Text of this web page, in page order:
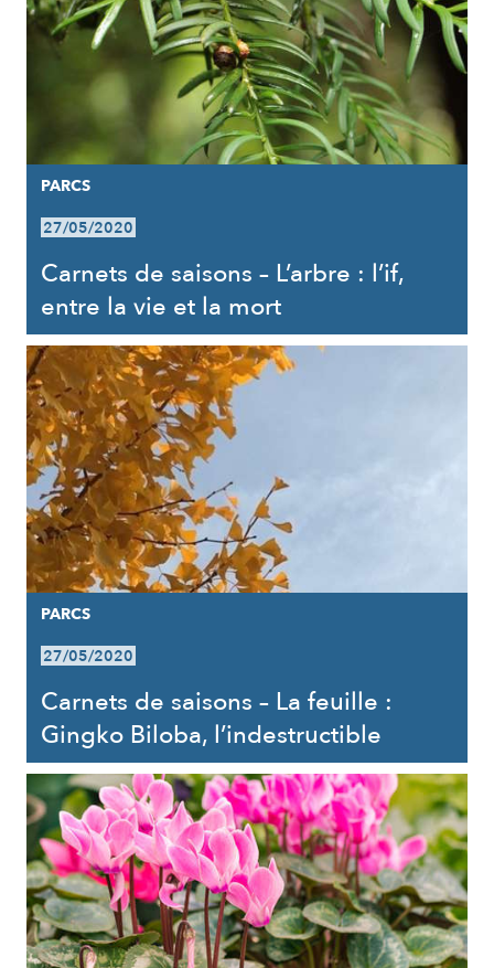
PARCS
27/05/2020
Carnets de saisons – L’arbre : l’if,
entre la vie et la mort
PARCS
27/05/2020
Carnets de saisons – La feuille :
Gingko Biloba, l’indestructible